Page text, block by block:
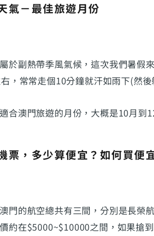
氣－最佳旅遊月份
於副熱帶季風氣候，這次我們暑假
，常常走個10分鐘就汗如雨下(然後
合澳門旅遊的月份，大概是10月到
票，多少算便宜？如何買便
門的航空總共有三間，分別是長榮
約在$5000~$10000之間，如果搶